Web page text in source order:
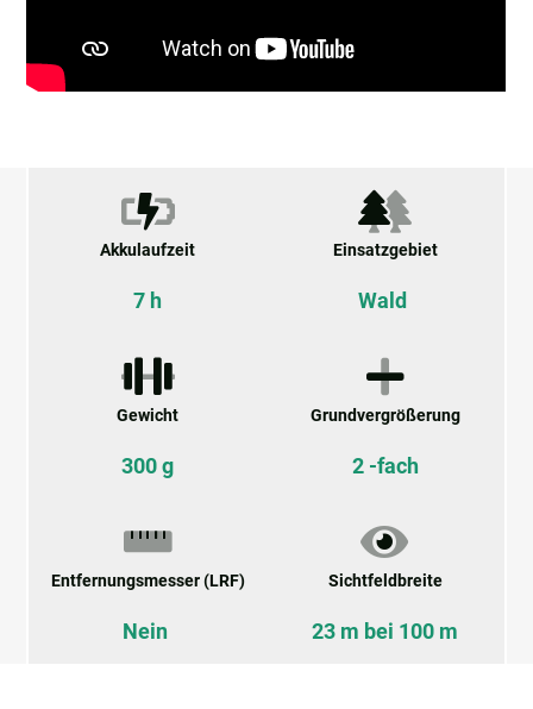
Akkulaufzeit
7 h
Einsatzgebiet
Wald
Gewicht
300 g
Grundvergrößerung
2 -fach
Entfernungsmesser (LRF)
Nein
Sichtfeldbreite
23 m bei 100 m